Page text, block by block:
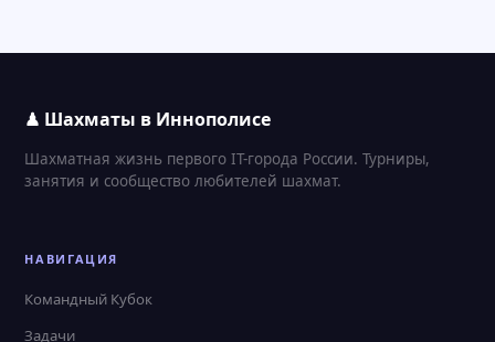
♟ Шахматы в Иннополисе
Шахматная жизнь первого IT-города России. Турниры,
занятия и сообщество любителей шахмат.
НАВИГАЦИЯ
Командный Кубок
Задачи